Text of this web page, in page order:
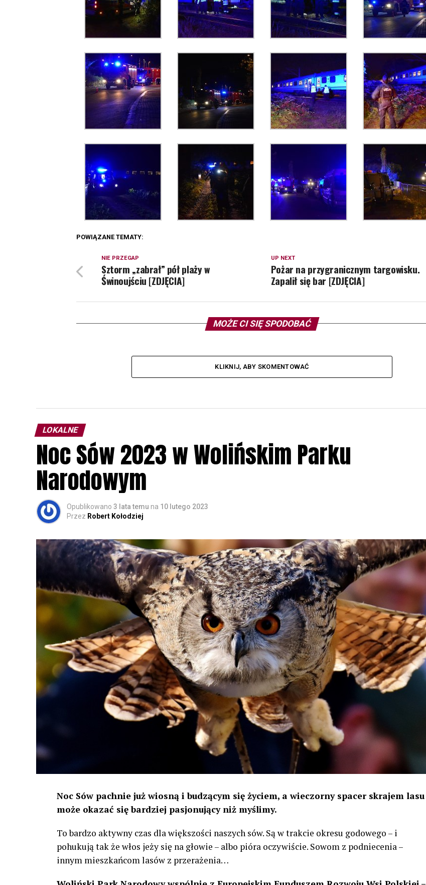
POWIĄZANE TEMATY:
UP NEXT
Pożar na przygranicznym targowisku.
Zapalił się bar [ZDJĘCIA]
NIE PRZEGAP
Sztorm „zabrał” pół plaży w
Świnoujściu [ZDJĘCIA]
MOŻE CI SIĘ SPODOBAĆ
KLIKNIJ, ABY SKOMENTOWAĆ
LOKALNE
Noc Sów 2023 w Wolińskim Parku
Narodowym
Opublikowano 3 lata temu na 10 lutego 2023
Przez Robert Kołodziej
Noc Sów pachnie już wiosną i budzącym się życiem, a wieczorny spacer skrajem lasu
może okazać się bardziej pasjonujący niż myślimy.
To bardzo aktywny czas dla większości naszych sów. Są w trakcie okresu godowego – i
pohukują tak że włos jeży się na głowie – albo pióra oczywiście. Sowom z podniecenia –
innym mieszkańcom lasów z przerażenia…